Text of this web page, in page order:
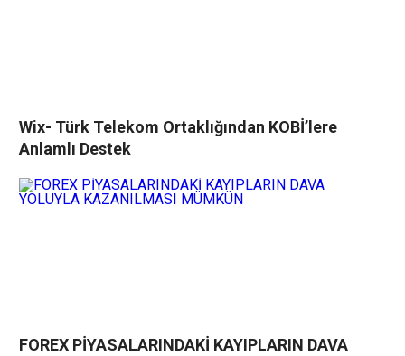
Wix- Türk Telekom Ortaklığından KOBİ’lere
Anlamlı Destek
FOREX PİYASALARINDAKİ KAYIPLARIN DAVA